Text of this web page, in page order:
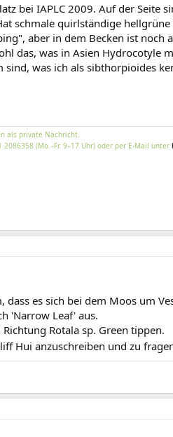
bei IAPLC 2009. Auf der
schmale quirlständige hellgrüne
aber in dem Becken ist
das, was in Asien Hydrocotyle
was ich als sibthorpioides
als private Nachricht.
(Mo.–Fr. 9–17 Uhr) oder per E-Mail unter
es sich bei dem Moos um
'Narrow Leaf' aus.
Rotala sp. Green tippen.
Hui anzuschreiben und zu